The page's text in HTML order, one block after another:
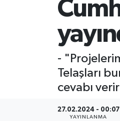
-
Telaşları
cevabı
27.02.2024 - 00:07
YAYINLANMA
EĞİTİM GENÇLİK
EKONOMİ
KÖŞE YAZILARI
KÜLTÜR-SANAT-
Trafik Durumu
Süper Lig Puan
Son Dakika Haberleri
Haber Arşivi